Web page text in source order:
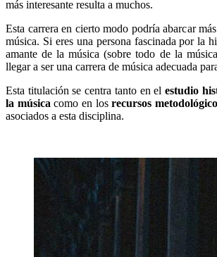
más interesante resulta a muchos.
Esta carrera en cierto modo podría abarcar
música. Si eres una persona fascinada por la
amante de la música (sobre todo de la
llegar a ser una carrera de música adecuada
Esta titulación se centra tanto en elestudio
la música como en losrecursos
asociados a esta disciplina.